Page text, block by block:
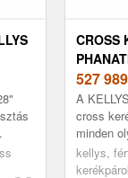
erős
CROSS
527 989
A
cross
minden
számára,
gépet
kellys,